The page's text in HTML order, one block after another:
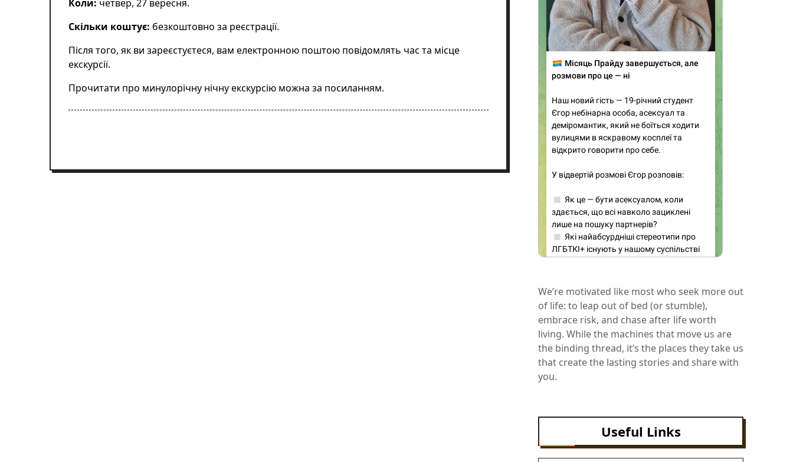
Коли: четвер, 27 вересня.
Скільки коштує: безкоштовно за реєстрації.
Після того, як ви зареєстуєтеся, вам електронною поштою повідомлять час та місце
екскурсії.
Прочитати про минулорічну нічну екскурсію можна за посиланням.
We’re motivated like most who seek more out
of life: to leap out of bed (or stumble),
embrace risk, and chase after life worth
living. While the machines that move us are
the binding thread, it’s the places they take us
that create the lasting stories and share with
you.
Useful Links